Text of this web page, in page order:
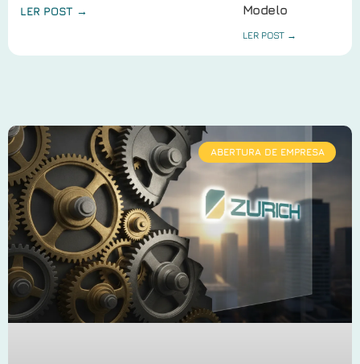
LER POST →
Modelo
LER POST →
ABERTURA DE EMPRESA